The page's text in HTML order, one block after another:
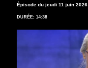
Épisode du jeudi 11 juin 2026
DURÉE: 14:38